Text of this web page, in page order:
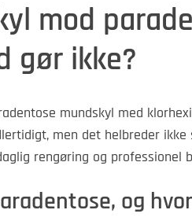
mod
gør ikke?
mundskyl med
men det helbreder ikke
rengøring og professionel
og